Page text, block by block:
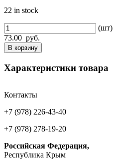
22 in stock
(шт)
73.00 руб.
В корзину
Характеристики товара
Контакты
+7 (978) 226-43-40
+7 (978) 278-19-20
Российская Федерация,
Республика Крым